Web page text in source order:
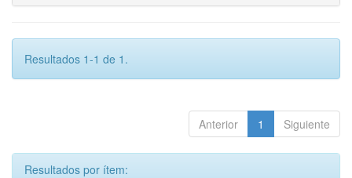
Resultados 1-1 de 1.
Anterior 1 Siguiente
Resultados por ítem: